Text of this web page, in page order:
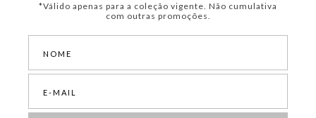
*Válido apenas para a coleção vigente. Não cumulativa
com outras promoções.